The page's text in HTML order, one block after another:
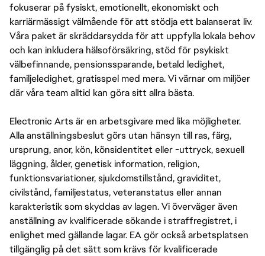
fokuserar på fysiskt, emotionellt, ekonomiskt och
karriärmässigt välmående för att stödja ett balanserat liv.
Våra paket är skräddarsydda för att uppfylla lokala behov
och kan inkludera hälsoförsäkring, stöd för psykiskt
välbefinnande, pensionssparande, betald ledighet,
familjeledighet, gratisspel med mera. Vi värnar om miljöer
där våra team alltid kan göra sitt allra bästa.
Electronic Arts är en arbetsgivare med lika möjligheter.
Alla anställningsbeslut görs utan hänsyn till ras, färg,
ursprung, anor, kön, könsidentitet eller -uttryck, sexuell
läggning, ålder, genetisk information, religion,
funktionsvariationer, sjukdomstillstånd, graviditet,
civilstånd, familjestatus, veteranstatus eller annan
karakteristik som skyddas av lagen. Vi överväger även
anställning av kvalificerade sökande i straffregistret, i
enlighet med gällande lagar. EA gör också arbetsplatsen
tillgänglig på det sätt som krävs för kvalificerade